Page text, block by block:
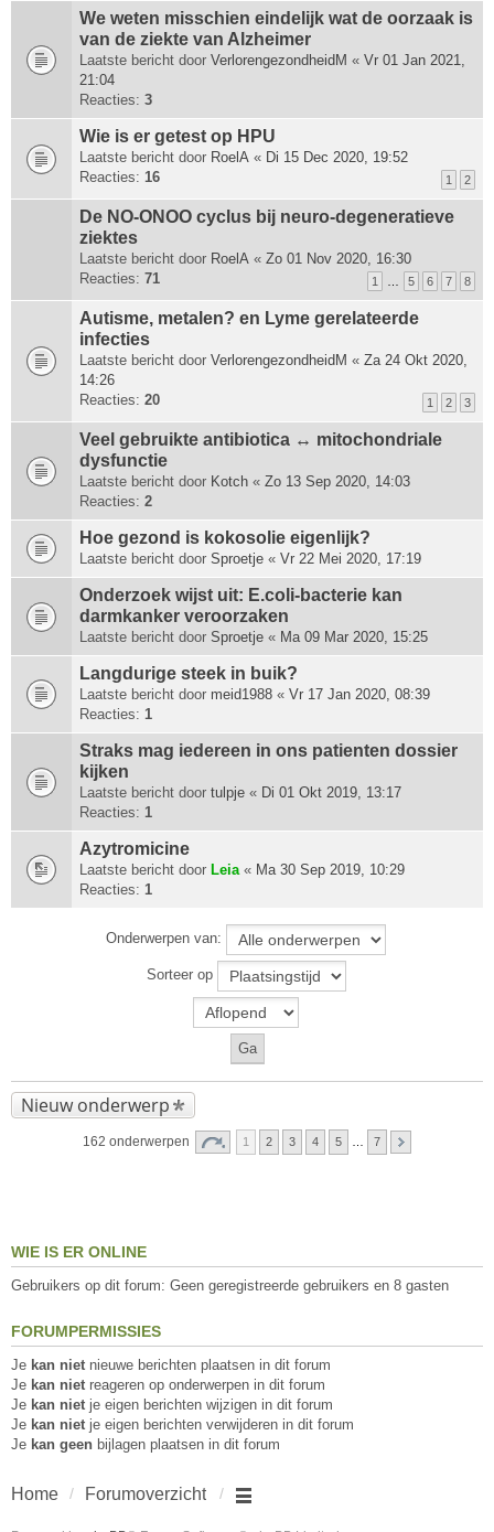
We weten misschien eindelijk wat de oorzaak is
van de ziekte van Alzheimer
Laatste bericht door VerlorengezondheidM « Vr 01 Jan 2021,
21:04
Reacties: 3
Wie is er getest op HPU
Laatste bericht door RoelA « Di 15 Dec 2020, 19:52
Reacties: 16 1 2
De NO-ONOO cyclus bij neuro-degeneratieve
ziektes
Laatste bericht door RoelA « Zo 01 Nov 2020, 16:30
Reacties: 71 1 5 6 7 8
Autisme, metalen? en Lyme gerelateerde
infecties
Laatste bericht door VerlorengezondheidM « Za 24 Okt 2020,
14:26
Reacties: 20 1 2 3
Veel gebruikte antibiotica ↔ mitochondriale
dysfunctie
Laatste bericht door Kotch « Zo 13 Sep 2020, 14:03
Reacties: 2
Hoe gezond is kokosolie eigenlijk?
Laatste bericht door Sproetje « Vr 22 Mei 2020, 17:19
Onderzoek wijst uit: E.coli-bacterie kan
darmkanker veroorzaken
Laatste bericht door Sproetje « Ma 09 Mar 2020, 15:25
Langdurige steek in buik?
Laatste bericht door meid1988 « Vr 17 Jan 2020, 08:39
Reacties: 1
Straks mag iedereen in ons patienten dossier
kijken
Laatste bericht door tulpje « Di 01 Okt 2019, 13:17
Reacties: 1
Azytromicine
Laatste bericht door Leia« Ma 30 Sep 2019, 10:29
Reacties: 1
Onderwerpen van:
Sorteer op
Nieuw onderwerp
162 onderwerpen 1 2 3 4 5 7
WIE IS ER ONLINE
Gebruikers op dit forum: Geen geregistreerde gebruikers en 8 gasten
FORUMPERMISSIES
Je kan niet nieuwe berichten plaatsen in dit forum
Je kan niet reageren op onderwerpen in dit forum
Je kan niet je eigen berichten wijzigen in dit forum
Je kan niet je eigen berichten verwijderen in dit forum
Je kan geen bijlagen plaatsen in dit forum
Home Forumoverzicht